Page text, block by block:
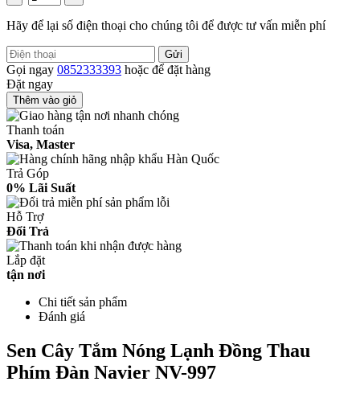
Hãy để lại số điện thoại cho chúng tôi để được tư vấn miễn phí
Gửi
Gọi ngay 0852333393 hoặc để đặt hàng
Đặt ngay
Thêm vào giỏ
Thanh toán
Visa, Master
Trả Góp
0% Lãi Suất
Hỗ Trợ
Đổi Trả
Lắp đặt
tận nơi
Chi tiết sản phẩm
Đánh giá
Sen Cây Tắm Nóng Lạnh Đồng Thau
Phím Đàn Navier NV-997